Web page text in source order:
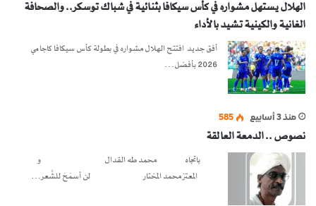
الهلال يستهل مشواره في كأس سيكافا بثنائية في شباك توسكر.. والصحافة
الغانية والكينية تشيد بالأداء
أفق جديد افتتح الهلال مشواره في بطولة كأس سيكافا كاجامي
2026 بأفضل…
منذ 3 أسابيع 585
نصوص .. الدمعة العالقة
باتجاه محمد طه القدال و
المعتز محمد المختار لن أسمَحَ للشِّعر…